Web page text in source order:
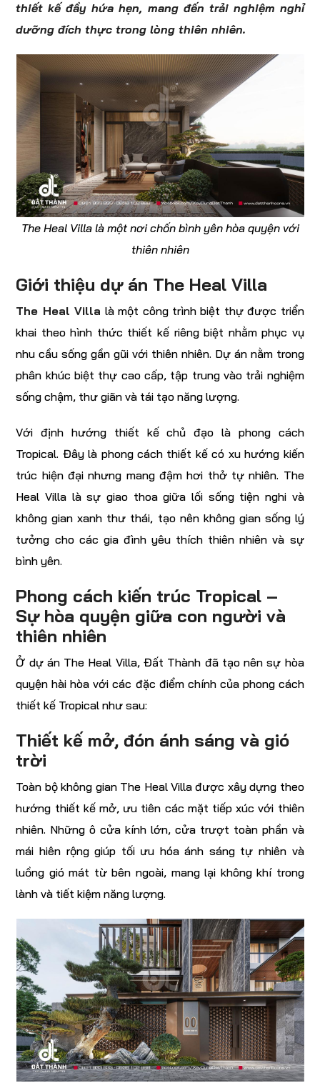
thiết kế đầy hứa hẹn, mang đến trải nghiệm nghỉ
dưỡng đích thực trong lòng thiên nhiên.
The Heal Villa là một nơi chốn bình yên hòa quyện với
thiên nhiên
Giới thiệu dự án The Heal Villa
The Heal Villa là một công trình biệt thự được triển
khai theo hình thức thiết kế riêng biệt nhằm phục vụ
nhu cầu sống gần gũi với thiên nhiên. Dự án nằm trong
phân khúc biệt thự cao cấp, tập trung vào trải nghiệm
sống chậm, thư giãn và tái tạo năng lượng.
Với định hướng thiết kế chủ đạo là phong cách
Tropical. Đây là phong cách thiết kế có xu hướng kiến
trúc hiện đại nhưng mang đậm hơi thở tự nhiên. The
Heal Villa là sự giao thoa giữa lối sống tiện nghi và
không gian xanh thư thái, tạo nên không gian sống lý
tưởng cho các gia đình yêu thích thiên nhiên và sự
bình yên.
Phong cách kiến trúc Tropical –
Sự hòa quyện giữa con người và
thiên nhiên
Ở dự án The Heal Villa, Đất Thành đã tạo nên sự hòa
quyện hài hòa với các đặc điểm chính của phong cách
thiết kế Tropical như sau:
Thiết kế mở, đón ánh sáng và gió
trời
Toàn bộ không gian The Heal Villa được xây dựng theo
hướng thiết kế mở, ưu tiên các mặt tiếp xúc với thiên
nhiên. Những ô cửa kính lớn, cửa trượt toàn phần và
mái hiên rộng giúp tối ưu hóa ánh sáng tự nhiên và
luồng gió mát từ bên ngoài, mang lại không khí trong
lành và tiết kiệm năng lượng.